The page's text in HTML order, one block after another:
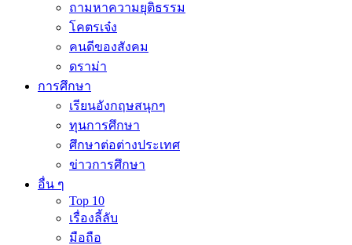
ถามหาความยุติธรรม
โคตรเจ๋ง
คนดีของสังคม
ดราม่า
การศึกษา
เรียนอังกฤษสนุกๆ
ทุนการศึกษา
ศึกษาต่อต่างประเทศ
ข่าวการศึกษา
อื่น ๆ
Top 10
เรื่องลี้ลับ
มือถือ